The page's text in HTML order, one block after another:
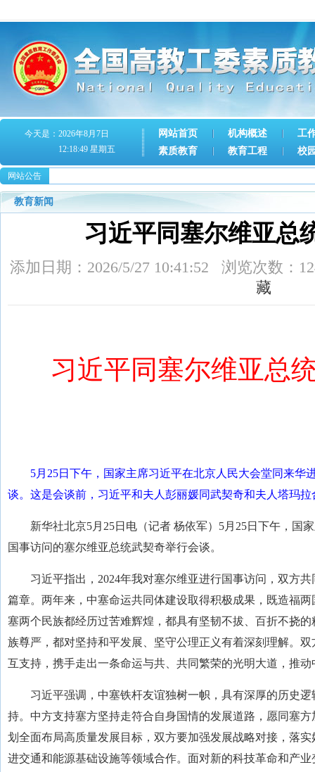
今天是：2026年8月7日
12:18:49 星期五
网站首页 机构概述
工
素质教育
教育工程 校
网站公告
教育新闻
习近平同塞尔维亚总
添加日期：2026/5/27 10:41:52 浏览次数
藏
习近平同塞尔维亚总
5月25日下午，国家主席习近平在北京人民大会堂同来华
谈。这是会谈前，习近平和夫人彭丽媛同武契奇和夫人塔玛
新华社北京5月25日电（记者 杨依军）5月25日下午，国
国事访问的塞尔维亚总统武契奇举行会谈。
习近平指出，2024年我对塞尔维亚进行国事访问，双方
篇章。两年来，中塞命运共同体建设取得积极成果，既造福
塞两个民族都经历过苦难辉煌，都具有坚韧不拔、百折不挠
族尊严，都对坚持和平发展、坚守公理正义有着深刻理解。
互支持，携手走出一条命运与共、共同繁荣的光明大道，推
习近平强调，中塞铁杆友谊独树一帜，具有深厚的历史
持。中方支持塞方坚持走符合自身国情的发展道路，愿同塞
划全面布局高质量发展目标，双方要加强发展战略对接，落
进交通和能源基础设施等领域合作。面对新的科技革命和产